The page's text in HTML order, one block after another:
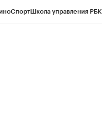
СпортШкола управления РБК